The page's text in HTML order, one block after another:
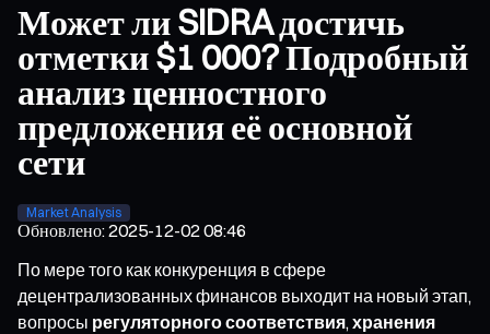
Может ли SIDRA достичь
отметки $1 000? Подробный
анализ ценностного
предложения её основной
сети
Market Analysis
Обновлено:2025-12-02 08:46
По мере того как конкуренция в сфере
децентрализованных финансов выходит на новый этап,
вопросы регуляторного соответствия, хранения